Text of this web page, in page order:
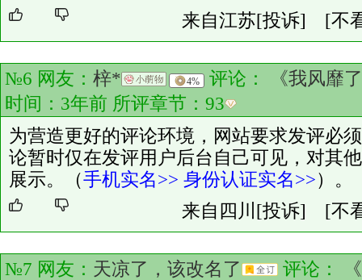
来自江苏[投诉] [不
№6 网友： 梓* 4% 评论：
《我风靡
时间：3年前 所评章节： 93
为营造更好的评论环境，网站要求发评必
论暂时仅在发评用户后台自己可见，对其
展示。（手机实名>> 身份认证实名>>）。
来自四川 [投诉] [不
№7 网友： 天凉了，该改名了 评论：